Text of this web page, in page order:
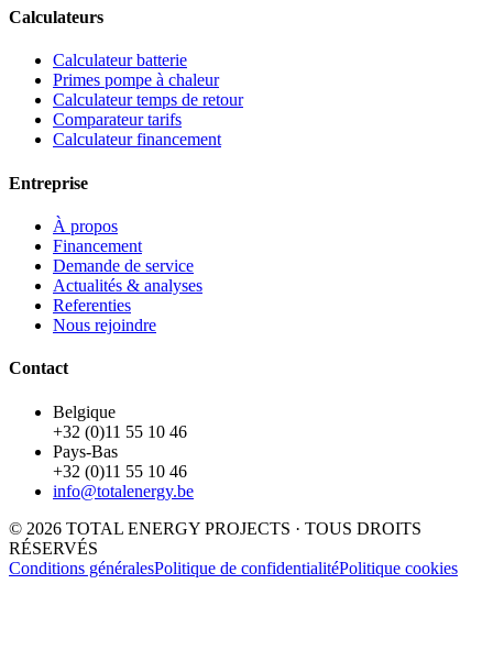
Calculateurs
Calculateur batterie
Primes pompe à chaleur
Calculateur temps de retour
Comparateur tarifs
Calculateur financement
Entreprise
À propos
Financement
Demande de service
Actualités & analyses
Referenties
Nous rejoindre
Contact
Belgique
+32 (0)11 55 10 46
Pays-Bas
+32 (0)11 55 10 46
info@totalenergy.be
© 2026 TOTAL ENERGY PROJECTS · TOUS DROITS
RÉSERVÉS
Conditions généralesPolitique de confidentialitéPolitique cookies